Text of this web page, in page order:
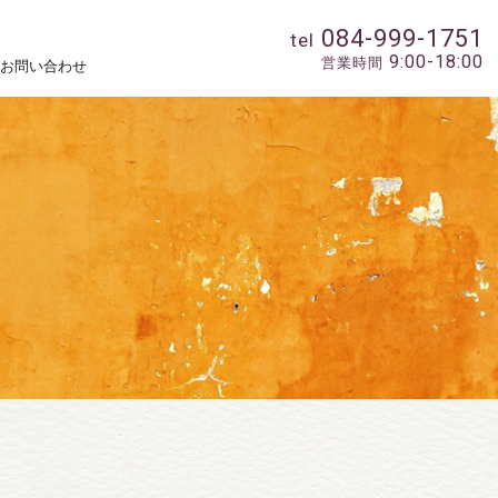
お問い合わせ
tel 084-999-1751
営業時間 9:00-18:00